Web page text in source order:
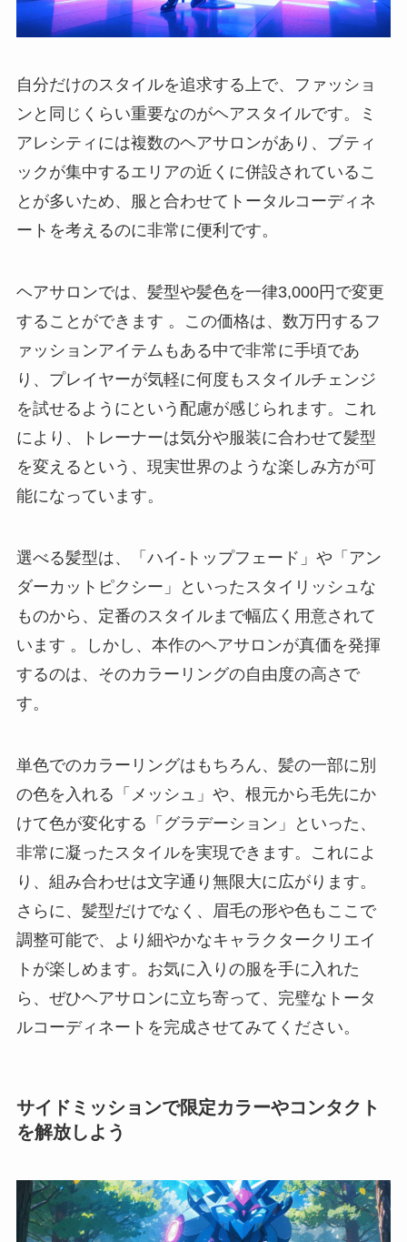
自分だけのスタイルを追求する上で、ファッショ
ンと同じくらい重要なのがヘアスタイルです。ミ
アレシティには複数のヘアサロンがあり、ブティ
ックが集中するエリアの近くに併設されているこ
とが多いため、服と合わせてトータルコーディネ
ートを考えるのに非常に便利です。
ヘアサロンでは、髪型や髪色を一律3,000円で変更
することができます 。この価格は、数万円するフ
ァッションアイテムもある中で非常に手頃であ
り、プレイヤーが気軽に何度もスタイルチェンジ
を試せるようにという配慮が感じられます。これ
により、トレーナーは気分や服装に合わせて髪型
を変えるという、現実世界のような楽しみ方が可
能になっています。
選べる髪型は、「ハイ-トップフェード」や「アン
ダーカットピクシー」といったスタイリッシュな
ものから、定番のスタイルまで幅広く用意されて
います 。しかし、本作のヘアサロンが真価を発揮
するのは、そのカラーリングの自由度の高さで
す。
単色でのカラーリングはもちろん、髪の一部に別
の色を入れる「メッシュ」や、根元から毛先にか
けて色が変化する「グラデーション」といった、
非常に凝ったスタイルを実現できます。これによ
り、組み合わせは文字通り無限大に広がります。
さらに、髪型だけでなく、眉毛の形や色もここで
調整可能で、より細やかなキャラクタークリエイ
トが楽しめます。お気に入りの服を手に入れた
ら、ぜひヘアサロンに立ち寄って、完璧なトータ
ルコーディネートを完成させてみてください。
サイドミッションで限定カラーやコンタクト
を解放しよう